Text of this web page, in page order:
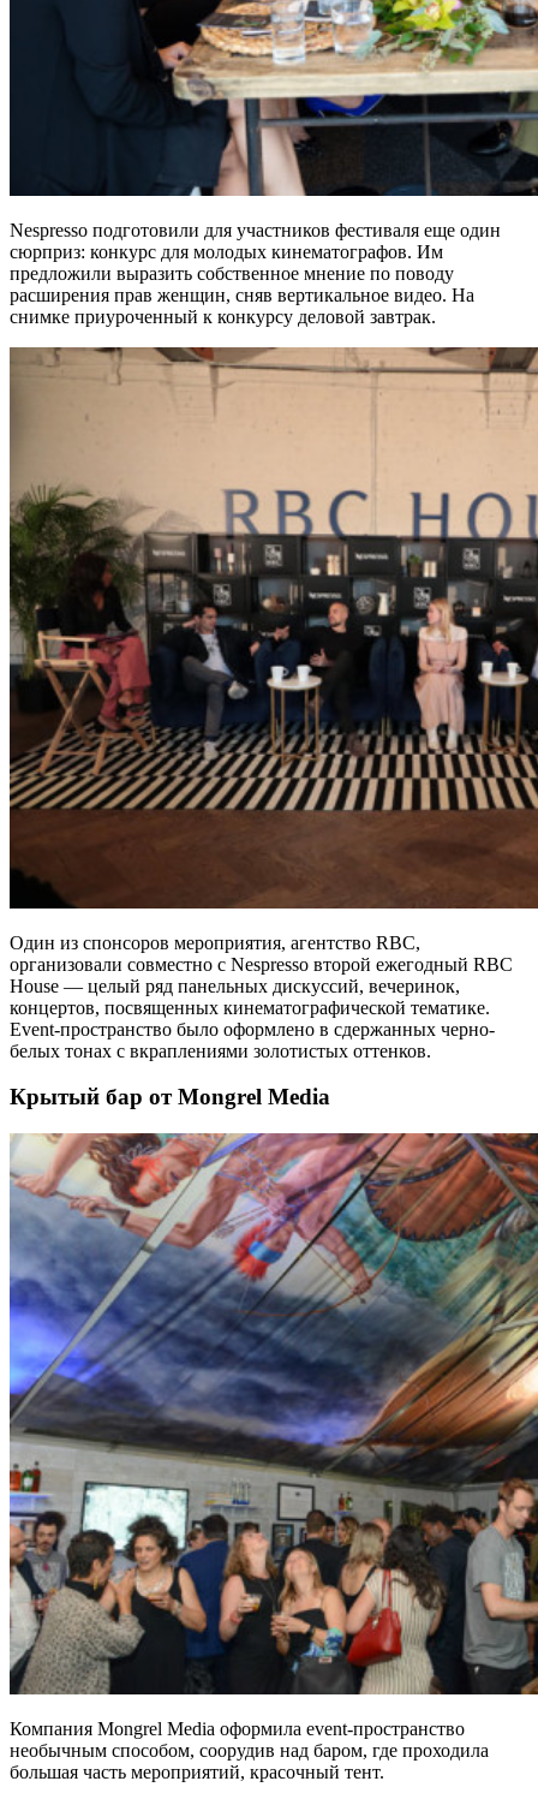
Nespresso подготовили для участников фестиваля еще один
сюрприз: конкурс для молодых кинематографов. Им
предложили выразить собственное мнение по поводу
расширения прав женщин, сняв вертикальное видео. На
снимке приуроченный к конкурсу деловой завтрак.
Один из спонсоров мероприятия, агентство RBC,
организовали совместно с Nespresso второй ежегодный RBC
House — целый ряд панельных дискуссий, вечеринок,
концертов, посвященных кинематографической тематике.
Event-пространство было оформлено в сдержанных черно-
белых тонах с вкраплениями золотистых оттенков.
Крытый бар от Mongrel Media
Компания Mongrel Media оформила event-пространство
необычным способом, соорудив над баром, где проходила
большая часть мероприятий, красочный тент.